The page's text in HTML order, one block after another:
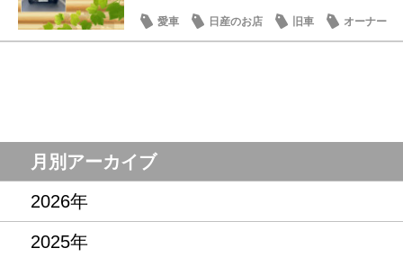
愛車 日産のお店 旧車 オーナー
月別アーカイブ
2026年
2025年